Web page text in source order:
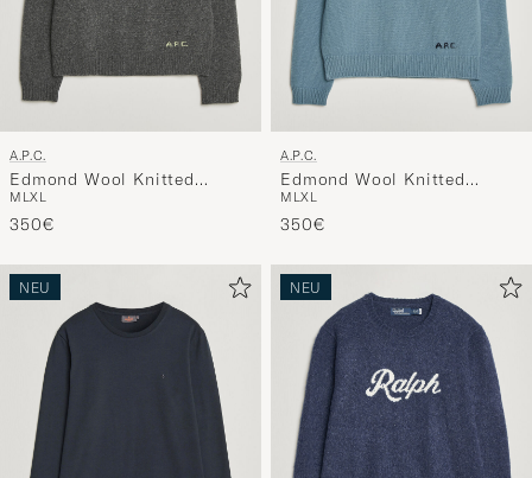
A.P.C.
Edmond Wool Knitted
Sweater Anthracite Melange
M LXL
350€
A.P.C.
Edmond Wool Knitted
Sweater Light Blue Melange
M LXL
350€
NEU NEU